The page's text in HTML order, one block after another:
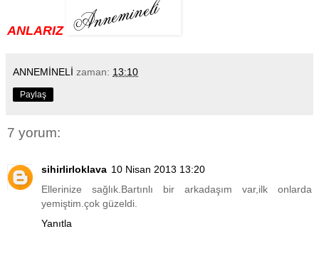
ANLARIZ
ANNEMİNELİ zaman: 13:10
Paylaş
7 yorum:
sihirlirloklava 10 Nisan 2013 13:20
Ellerinize sağlık.Bartınlı bir arkadaşım var,ilk onlarda
yemiştim.çok güzeldi.
Yanıtla